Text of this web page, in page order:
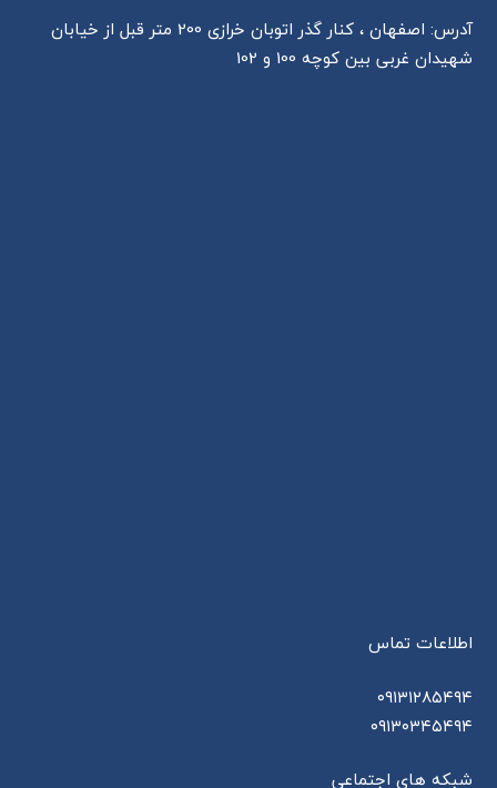
آدرس: اصفهان ، کنار گذر اتوبان خرازی 200 متر قبل از خیابان
شهیدان غربی بین کوچه 100 و 102
اطلاعات تماس
۰۹۱۳۱۲۸۵۴۹۴
۰۹۱۳۰۳۴۵۴۹۴
شبکه های اجتماعی